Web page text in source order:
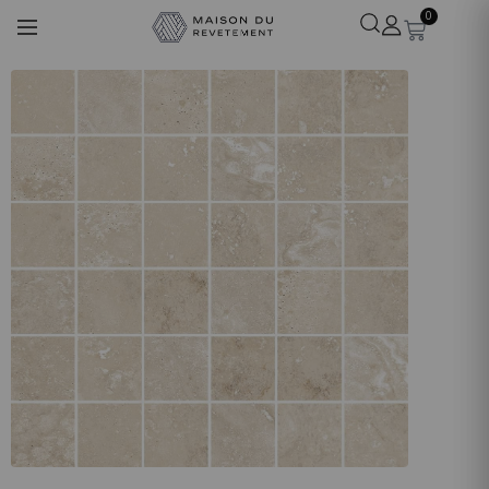
0
En ligne· Experte revêtements